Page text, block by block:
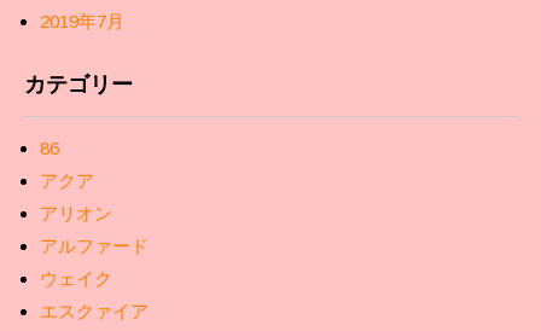
2019年7月
カテゴリー
86
アクア
アリオン
アルファード
ウェイク
エスクァイア